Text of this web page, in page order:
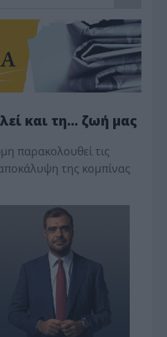
και τη… ζωή μας
παρακολουθεί τις
της κο­μπίνας